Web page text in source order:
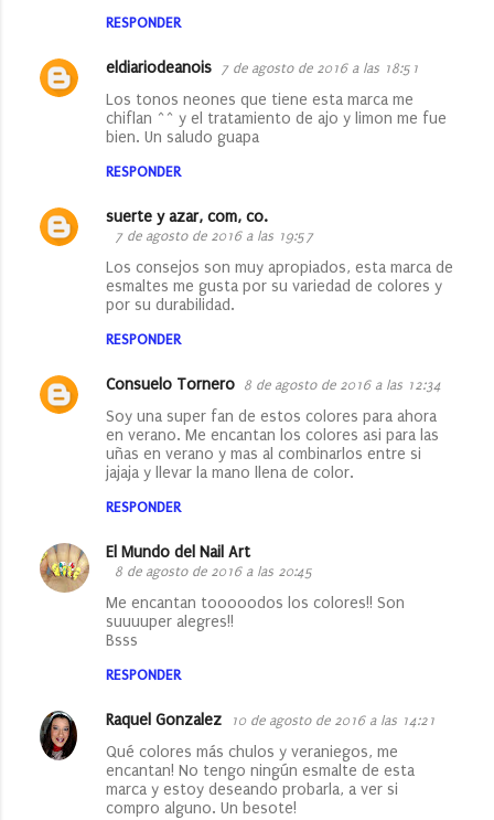
RESPONDER
eldiariodeanois 7 de agosto de 2016 a las 18:51
Los tonos neones que tiene esta marca me
chiflan ^^ y el tratamiento de ajo y limon me fue
bien. Un saludo guapa
RESPONDER
suerte y azar, com, co.
7 de agosto de 2016 a las 19:57
Los consejos son muy apropiados, esta marca de
esmaltes me gusta por su variedad de colores y
por su durabilidad.
RESPONDER
Consuelo Tornero 8 de agosto de 2016 a las 12:34
Soy una super fan de estos colores para ahora
en verano. Me encantan los colores asi para las
uñas en verano y mas al combinarlos entre si
jajaja y llevar la mano llena de color.
RESPONDER
El Mundo del Nail Art
8 de agosto de 2016 a las 20:45
Me encantan tooooodos los colores!! Son
suuuuper alegres!!
Bsss
RESPONDER
Raquel Gonzalez 10 de agosto de 2016 a las 14:21
Qué colores más chulos y veraniegos, me
encantan! No tengo ningún esmalte de esta
marca y estoy deseando probarla, a ver si
compro alguno. Un besote!